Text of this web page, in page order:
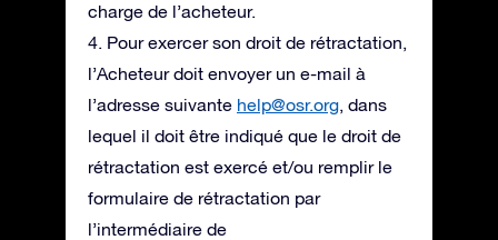
charge de l’acheteur.
4. Pour exercer son droit de rétractation,
l’Acheteur doit envoyer un e-mail à
l’adresse suivante help@osr.org, dans
lequel il doit être indiqué que le droit de
rétractation est exercé et/ou remplir le
formulaire de rétractation par
l’intermédiaire de